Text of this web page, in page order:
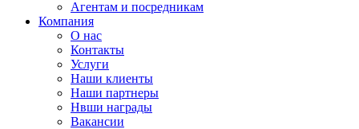
Агентам и посредникам
Компания
О нас
Контакты
Услуги
Наши клиенты
Наши партнеры
Нвши награды
Вакансии